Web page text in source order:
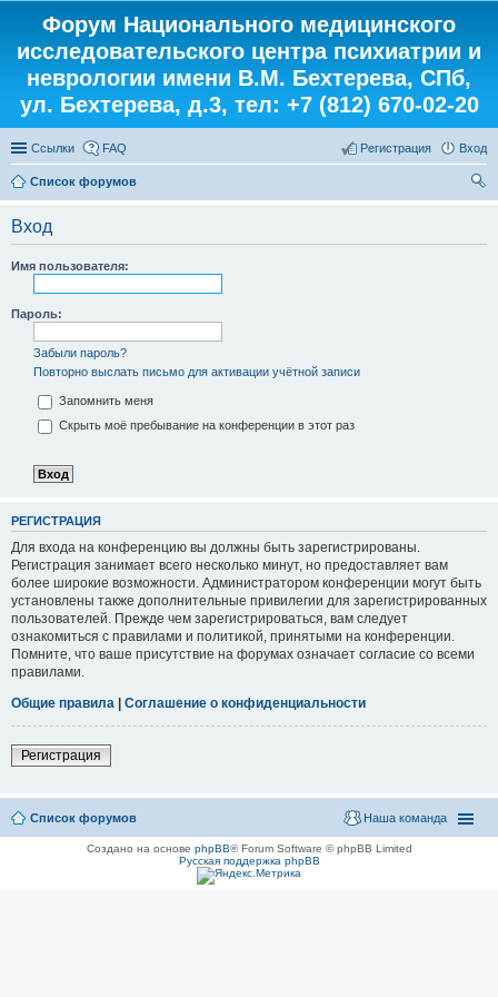
Форум Национального медицинского
исследовательского центра психиатрии и
неврологии имени В.М. Бехтерева, СПб,
ул. Бехтерева, д.3, тел: +7 (812) 670-02-20
Ссылки FAQ Вход
Регистрация
Список форумов
Вход
Имя пользователя:
Пароль:
Забыли пароль?
Повторно выслать письмо для активации учётной записи
Запомнить меня
Скрыть моё пребывание на конференции в этот раз
РЕГИСТРАЦИЯ
Для входа на конференцию вы должны быть зарегистрированы.
Регистрация занимает всего несколько минут, но предоставляет вам
более широкие возможности. Администратором конференции могут быть
установлены также дополнительные привилегии для зарегистрированных
пользователей. Прежде чем зарегистрироваться, вам следует
ознакомиться с правилами и политикой, принятыми на конференции.
Помните, что ваше присутствие на форумах означает согласие со всеми
правилами.
Общие правила | Соглашение о конфиденциальности
Регистрация
Список форумов Наша команда
Создано на основе phpBB® Forum Software © phpBB Limited
Русская поддержка phpBB